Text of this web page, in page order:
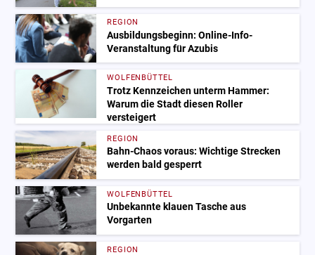
REGION
Ausbildungsbeginn: Online-Info-
Veranstaltung für Azubis
WOLFENBÜTTEL
Trotz Kennzeichen unterm Hammer:
Warum die Stadt diesen Roller
versteigert
REGION
Bahn-Chaos voraus: Wichtige Strecken
werden bald gesperrt
WOLFENBÜTTEL
Unbekannte klauen Tasche aus
Vorgarten
REGION